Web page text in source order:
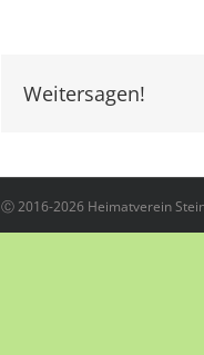
Weitersagen!
Ⓒ 2016-2026 Heimatverein